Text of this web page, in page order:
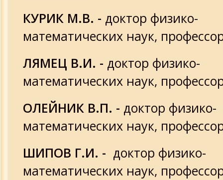
КУРИК М.В. - доктор физико-
математических наук,
ЛЯМЕЦ В.И. - доктор физико-
математических наук,
ОЛЕЙНИК В.П. - доктор физико-
математических наук,
ШИПОВ Г.И. - доктор физико-
математических наук,